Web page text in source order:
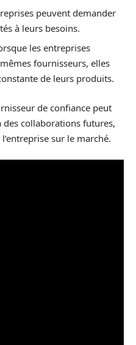
peuvent demander
à leurs besoins.
les entreprises
fournisseurs, elles
de leurs produits.
de confiance peut
collaborations futures,
sur le marché.